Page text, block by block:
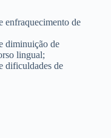
enfraquecimento de
diminuição de
lingual;
dificuldades de